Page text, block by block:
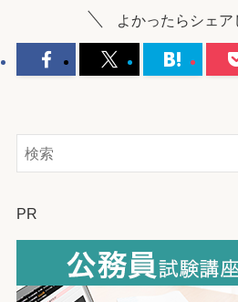
よかったらシェア
PR